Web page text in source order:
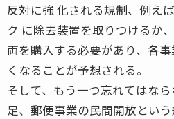
反対に強 化される規制、例え
ク に除去装置を取りつけるか
両を購入する必要があり、各
くなることが予想される。
そして、もう一つ忘れてはな
足、郵便事業の民間開放という